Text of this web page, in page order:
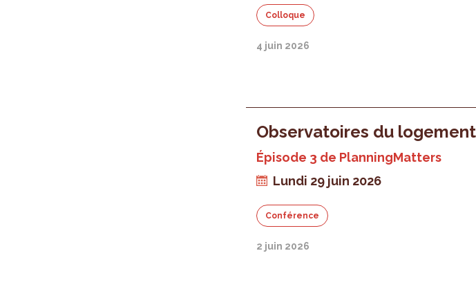
Colloque
4 juin 2026
Observatoires du logement
Épisode 3 de PlanningMatters
Lundi 29 juin 2026
Conférence
2 juin 2026